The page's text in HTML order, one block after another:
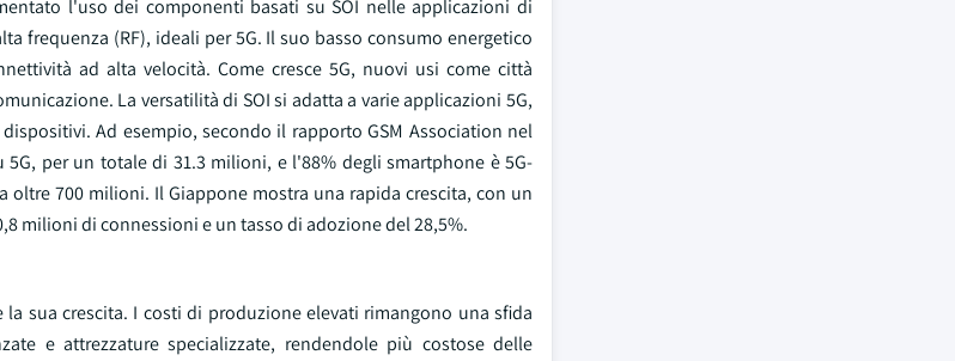
l'uso dei componenti basati su SOI nelle applicazioni di
frequenza (RF), ideali per 5G. Il suo basso consumo energetico
ad alta velocità. Come cresce 5G, nuovi usi come città
La versatilità di SOI si adatta a varie applicazioni 5G,
Ad esempio, secondo il rapporto GSM Association nel
per un totale di 31.3 milioni, e l'88% degli smartphone è 5G-
oltre 700 milioni. Il Giappone mostra una rapida crescita, con un
milioni di connessioni e un tasso di adozione del 28,5%.
sua crescita. I costi di produzione elevati rimangono una sfida
e attrezzature specializzate, rendendole più costose delle